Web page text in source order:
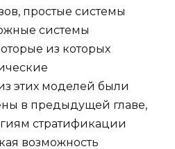
простые системы
системы
из которых
этих моделей были
в предыдущей главе,
стратификации
возможность